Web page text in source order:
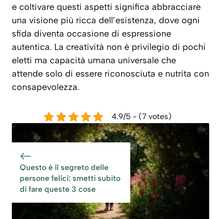
e coltivare questi aspetti significa abbracciare
una visione più ricca dell’esistenza, dove ogni
sfida diventa occasione di espressione
autentica. La creatività non è privilegio di pochi
eletti ma capacità umana universale che
attende solo di essere riconosciuta e nutrita con
consapevolezza.
4.9/5 - (7 votes)
Questo è il segreto delle
persone felici: smetti subito
di fare queste 3 cose